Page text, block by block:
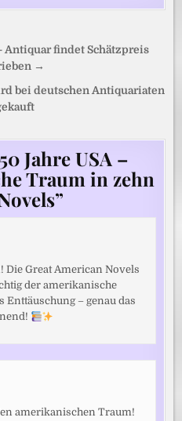
Antiquar findet Schätzpreis
→
bei deutschen Antiquariaten
Jahre USA –
Traum in zehn
”
Die Great American Novels
der amerikanische
– genau das
amerikanischen Traum!